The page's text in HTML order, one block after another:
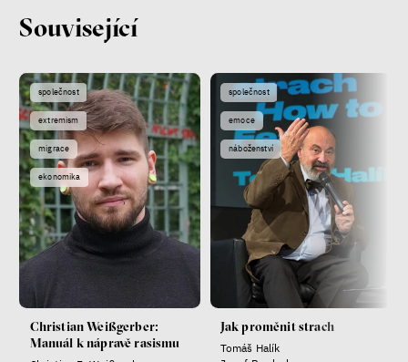
Související
společnost
extremism
migrace
ekonomika
Christian Weißgerber:
Manuál k nápravě rasismu
společnost
emoce
náboženství
Jak proměnit strach
Tomáš Halík